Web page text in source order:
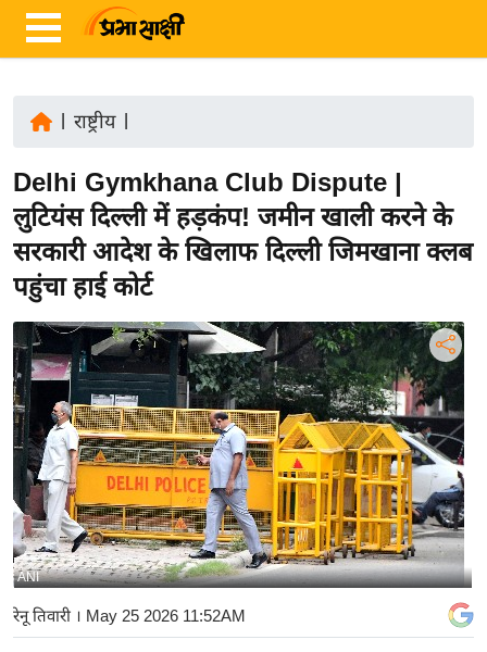
ज़ा
ख
ब
र
रा
ष्ट्री
य
अं
त
र्रा
ष्ट्री
य
बि
ज़
ने
स
राष्ट्रीय|
Delhi Gymkhana Club Dispute |
लुटियंस दिल्ली में हड़कंप! जमीन खाली करने के
सरकारी आदेश के खिलाफ दिल्ली जिमखाना क्लब
पहुंचा हाई कोर्ट
ANI
रेनू तिवारी । May 25 2026 11:52AM